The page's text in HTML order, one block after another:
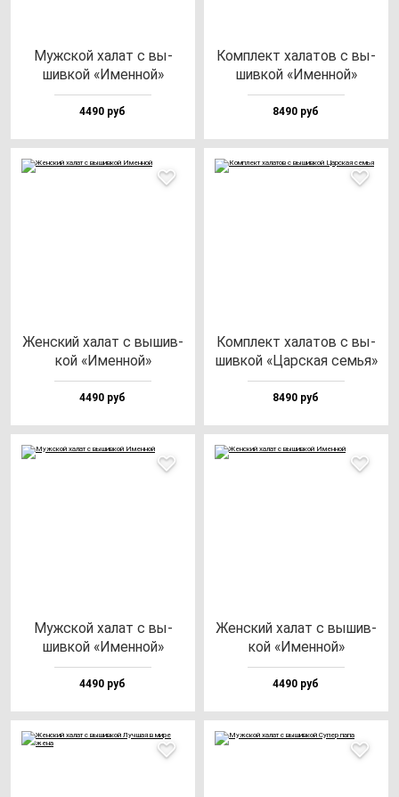
Муж­ской ха­лат с вы­
шив­кой «Имен­ной»
4490 руб
Ком­плект ха­ла­тов с вы­
шив­кой «Имен­ной»
8490 руб
Жен­ский ха­лат с вы­шив­
кой «Имен­ной»
4490 руб
Ком­плект ха­ла­тов с вы­
шив­кой «Цар­ская семья»
8490 руб
Муж­ской ха­лат с вы­
шив­кой «Имен­ной»
4490 руб
Жен­ский ха­лат с вы­шив­
кой «Имен­ной»
4490 руб